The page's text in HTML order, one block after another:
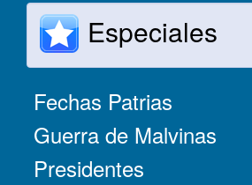
Especiales
Fechas Patrias
Guerra de Malvinas
Presidentes